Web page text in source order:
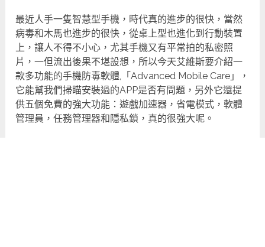
最近人手一隻智慧型手機，時代真的進步的很快，當然
病毒和木馬也進步的很快，從桌上型也進化到行動裝置
上，讓人不得不小心，尤其手機又有平常拍的私密照
片，一但流出後果不堪設想，所以今天艾維斯要介紹一
款多功能的手機防毒軟體,「Advanced Mobile Care」，
它能幫我們掃瞄安裝過的APP是否有問題，另外它還提
供五個免費的強大功能：遊戲加速器，省電模式，軟體
管理員，任務管理器和隱私鎖，真的很強大呢。